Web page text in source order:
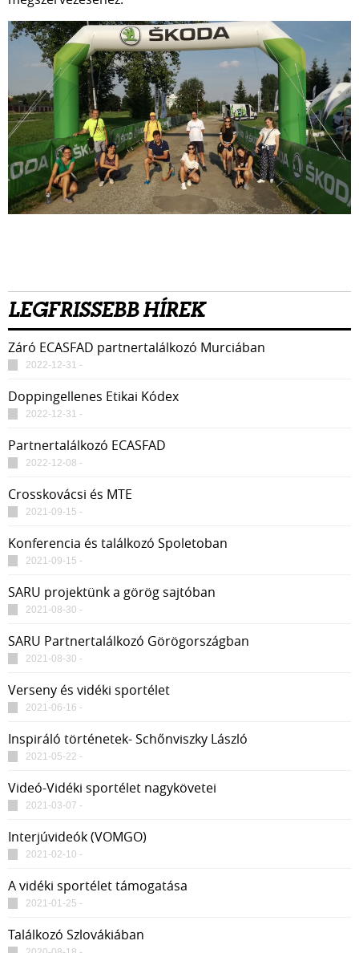
LEGFRISSEBB HÍREK
Záró ECASFAD partnertalálkozó Murciában
2022-12-31 -
Doppingellenes Etikai Kódex
2022-12-31 -
Partnertalálkozó ECASFAD
2022-12-08 -
Crosskovácsi és MTE
2021-09-15 -
Konferencia és találkozó Spoletoban
2021-09-15 -
SARU projektünk a görög sajtóban
2021-08-30 -
SARU Partnertalálkozó Görögországban
2021-08-30 -
Verseny és vidéki sportélet
2021-06-16 -
Inspiráló történetek- Schőnviszky László
2021-05-22 -
Videó-Vidéki sportélet nagykövetei
2021-03-07 -
Interjúvideók (VOMGO)
2021-02-10 -
A vidéki sportélet támogatása
2021-01-25 -
Találkozó Szlovákiában